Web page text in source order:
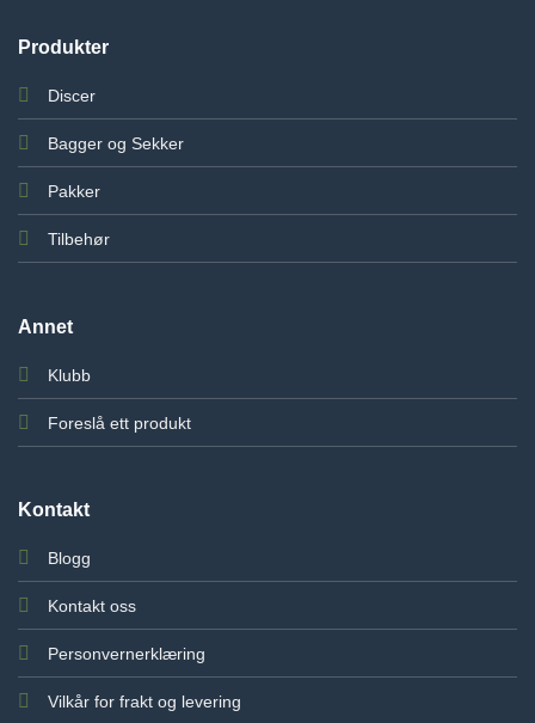
Produkter
Discer
Bagger og Sekker
Pakker
Tilbehør
Annet
Klubb
Foreslå ett produkt
Kontakt
Blogg
Kontakt oss
Personvernerklæring
Vilkår for frakt og levering